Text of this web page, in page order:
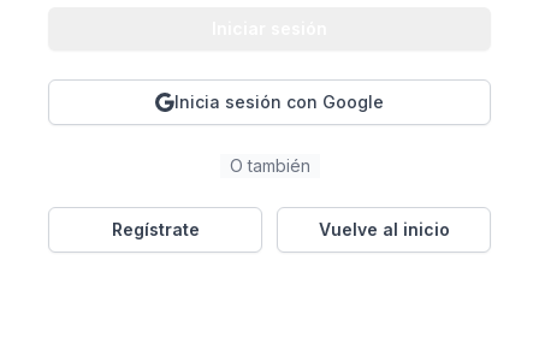
Inicia sesión con Google
O también
Regístrate Vuelve al inicio